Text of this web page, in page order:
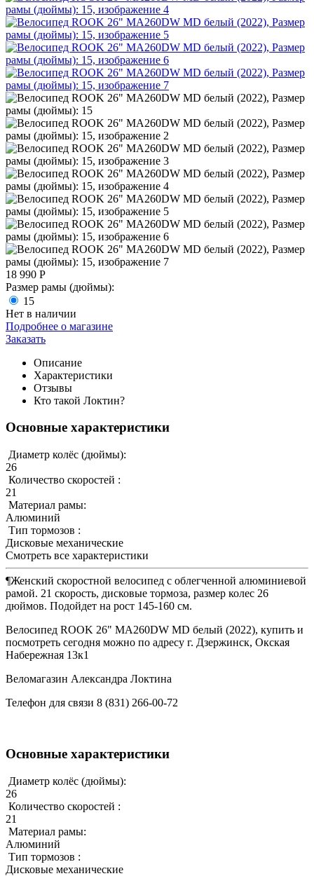
18 990 Р
Размер рамы (дюймы):
15
Нет в наличии
Подробнее о магазине
Заказать
Описание
Характеристики
Отзывы
Кто такой Локтин?
Основные характеристики
Диаметр колёс (дюймы):
26
Количество скоростей :
21
Материал рамы:
Алюминий
Тип тормозов :
Дисковые механические
Смотреть все характеристики
¶Женский скоростной велосипед с облегченной алюминиевой
рамой. 21 скорость, дисковые тормоза, размер колес 26
дюймов. Подойдет на рост 145-160 см.
Велосипед ROOK 26" MA260DW MD белый (2022), купить и
посмотреть сегодня можно по адресу г. Дзержинск, Окская
Набережная 13к1
Веломагазин Александра Локтина
Телефон для связи 8 (831) 266-00-72
Основные характеристики
Диаметр колёс (дюймы):
26
Количество скоростей :
21
Материал рамы:
Алюминий
Тип тормозов :
Дисковые механические